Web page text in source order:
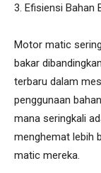
3. Efisiensi Bahan
Motor matic
bakar
terbaru dalam
penggunaan
mana seringkali
menghemat lebih
matic mereka.